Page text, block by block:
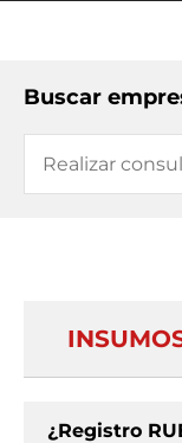
Buscar
¿Registro